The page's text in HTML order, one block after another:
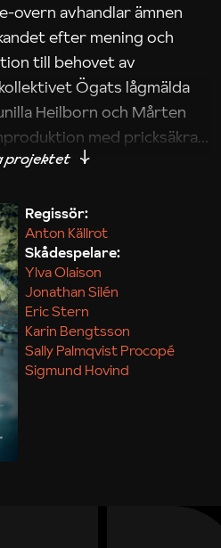
overn avhandlar ämnen
efter mening och
till behovet av
Ögats lågmälda
Heilborn och Mårten
med pricksäkra
det kan vara att omsätta
Regissör:
Anton Källrot
Skådespelare:
Ylva Olaison
Jonathan Silén
Eric Stern
Karin Bengtsson
Sally Palmqvist Procopé
Sigmund Hovind